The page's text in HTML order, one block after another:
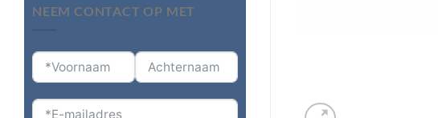
NEEM CONTACT OP MET